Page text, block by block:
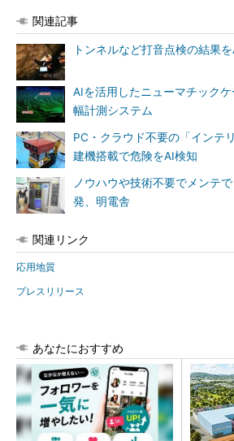
関連記事
トンネルなど打音点検の結果
AIを活用したニューマチック
幅計測システム
PC・クラウド不要の「インテ
建機搭載で危険をAI検知
ノウハウや技術不要でメンテ
発、明電舎
関連リンク
応用地質
プレスリリース
あなたにおすすめ